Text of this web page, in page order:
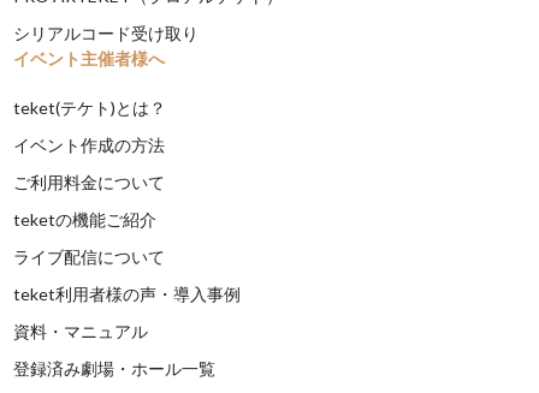
シリアルコード受け取り
イベント主催者様へ
teket(テケト)とは？
イベント作成の方法
ご利用料金について
teketの機能ご紹介
ライブ配信について
teket利用者様の声・導入事例
資料・マニュアル
登録済み劇場・ホール一覧